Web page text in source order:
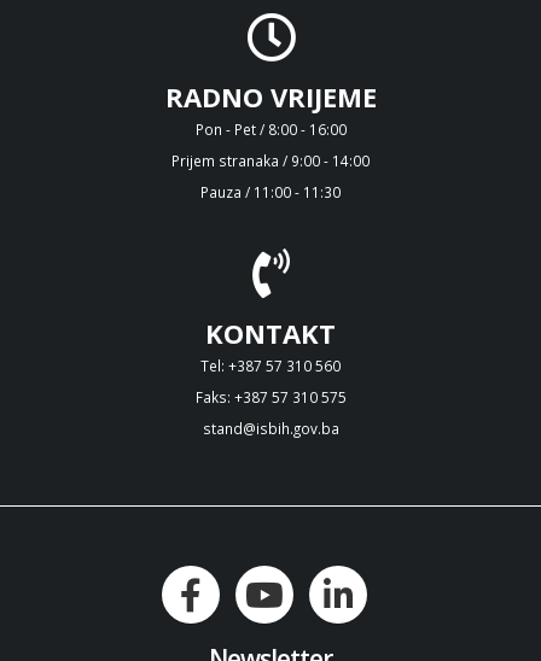
RADNO VRIJEME
Pon - Pet / 8:00 - 16:00
Prijem stranaka / 9:00 - 14:00
Pauza / 11:00 - 11:30
KONTAKT
Tel: +387 57 310 560
Faks: +387 57 310 575
stand@isbih.gov.ba